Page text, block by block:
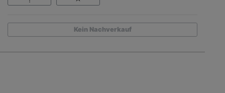
Kein Nachverkauf